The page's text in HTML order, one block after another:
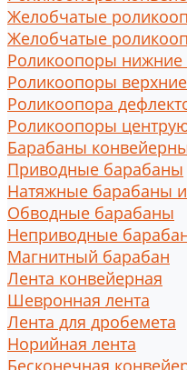
Желобчатые
Желобчатые
Роликоопоры нижние
Роликоопоры
Роликоопора
Роликоопоры
Барабаны
Приводные барабаны
Натяжные барабаны
Обводные барабаны
Неприводные
Магнитный барабан
Лента конвейерная
Шевронная лента
Лента для дробемета
Норийная лента
Бесконечная